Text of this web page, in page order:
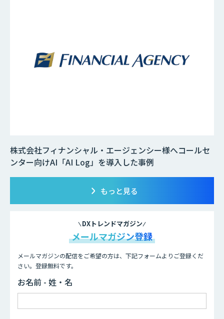
株式会社フィナンシャル・エージェンシー様へコールセ
ンター向けAI「AI Log」を導入した事例
もっと見る
DXトレンドマガジン
メールマガジン登録
メールマガジンの配信をご希望の方は、下記フォームよりご登録くだ
さい。登録無料です。
お名前 - 姓・名